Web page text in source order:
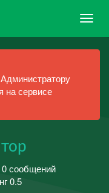
на сервисе
0 сообщений
0.5